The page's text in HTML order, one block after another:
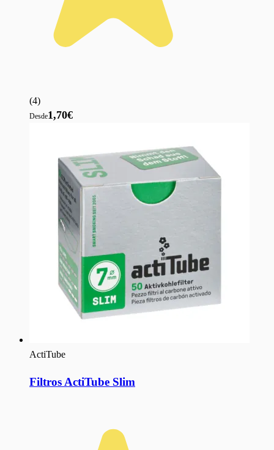
(4)
Desde1,70€
ActiTube
Filtros ActiTube Slim